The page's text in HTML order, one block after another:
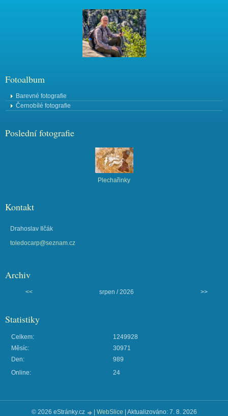
Fotoalbum
Barevné fotografie
Černobílé fotografie
Poslední fotografie
Plechařinky
Kontakt
Drahoslav Ilčák
toledocarp@seznam.cz
Archiv
<< srpen / 2026 >>
Statistiky
Online: 24
Celkem:
1249928
Měsíc:
30971
Den:
989
© 2026 eStránky.cz WebSlice Aktualizováno: 7. 8. 2026